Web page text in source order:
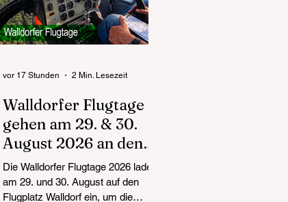
Walldorfer Flugtage
gehen am 29. & 30.
August 2026 an den
Start
Die Walldorfer Flugtage 2026 laden
am 29. und 30. August auf den
Flugplatz Walldorf ein, um die
vor 17 Stunden 2 Min. Lesezeit